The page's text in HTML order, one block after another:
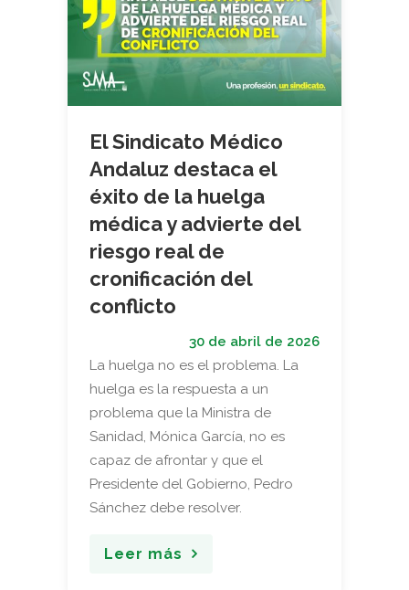
El Sindicato Médico
Andaluz destaca el
éxito de la huelga
médica y advierte del
riesgo real de
cronificación del
conflicto
30 de abril de 2026
La huelga no es el problema. La
huelga es la respuesta a un
problema que la Ministra de
Sanidad, Mónica García, no es
capaz de afrontar y que el
Presidente del Gobierno, Pedro
Sánchez debe resolver.
Leer más